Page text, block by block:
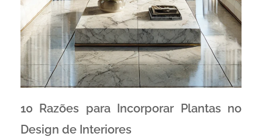
10 Razões para Incorporar Plantas no
Design de Interiores